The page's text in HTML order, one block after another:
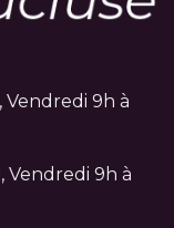
Vendredi 9h à
Vendredi 9h à